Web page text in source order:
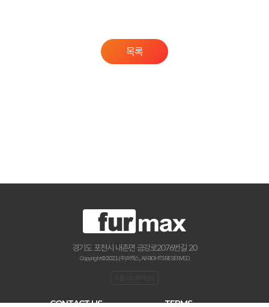
목록
경기도 포천시 내촌면 금강로2076번길 20
Copyright © 2021 (주)퍼맥스., All RIGHTS RESERVED.
CONTACT US TERMS